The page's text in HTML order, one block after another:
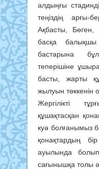
алдыңғы
теңіздің арғы-
Ақбасты, Бөген,
басқа
бастарына
теперішіне
басты, жарты
жылуын төккенін
Жергілікті
құшақтасқан
куә болғанымыз
қонақтардың
ауылында
сағынышқа толы